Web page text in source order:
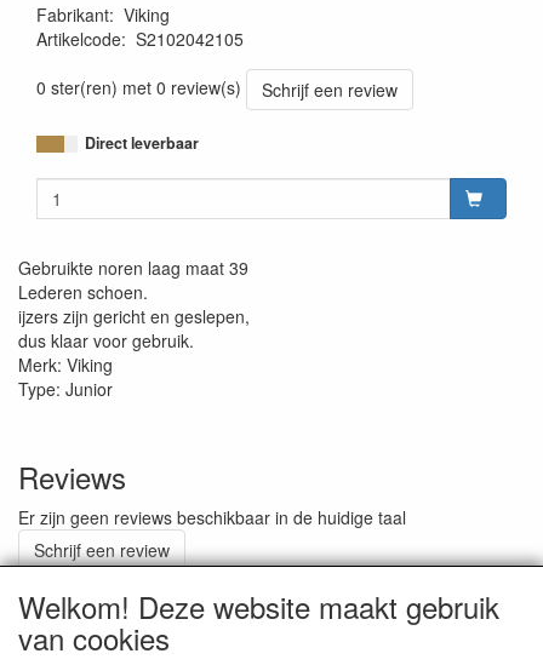
Fabrikant: Viking
Artikelcode: S2102042105
0 ster(ren) met 0 review(s)
Schrijf een review
Direct leverbaar
Gebruikte noren laag maat 39
Lederen schoen.
ijzers zijn gericht en geslepen,
dus klaar voor gebruik.
Merk: Viking
Type: Junior
Reviews
Er zijn geen reviews beschikbaar in de huidige taal
Schrijf een review
Welkom! Deze website maakt gebruik
van cookies